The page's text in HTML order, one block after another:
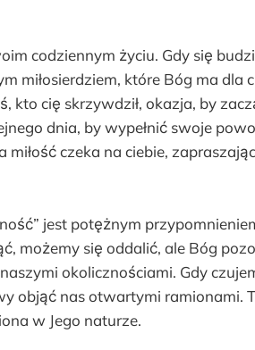
codziennym życiu. Gdy się
miłosierdziem, które Bóg ma dla
kto cię skrzywdził, okazja, by
dnia, by wypełnić swoje
czeka na ciebie,
jest potężnym
możemy się oddalić, ale Bóg
okolicznościami. Gdy
objąć nas otwartymi ramionami.
w Jego naturze.